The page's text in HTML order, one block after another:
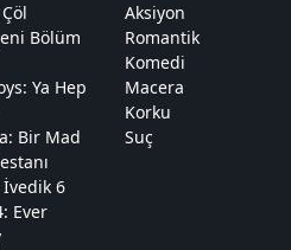
Bölüm
Ya Hep
Bir Mad
İvedik 6
Ever
Aksiyon
Romantik
Komedi
Macera
Korku
Suç